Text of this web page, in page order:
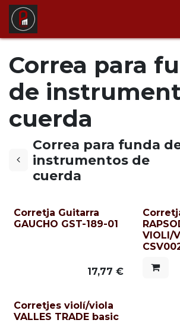
Ir al contenido
Correa para
de
cuerda
Correa para funda
instrumentos de
cuerda
Corretja Guitarra
GAUCHO GST-189-01
17,77 €
VIOLI/
Corretjes violí/viola
VALLES TRADE basic